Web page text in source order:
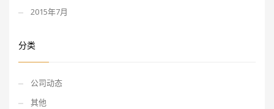
2015年7月
分类
公司动态
其他